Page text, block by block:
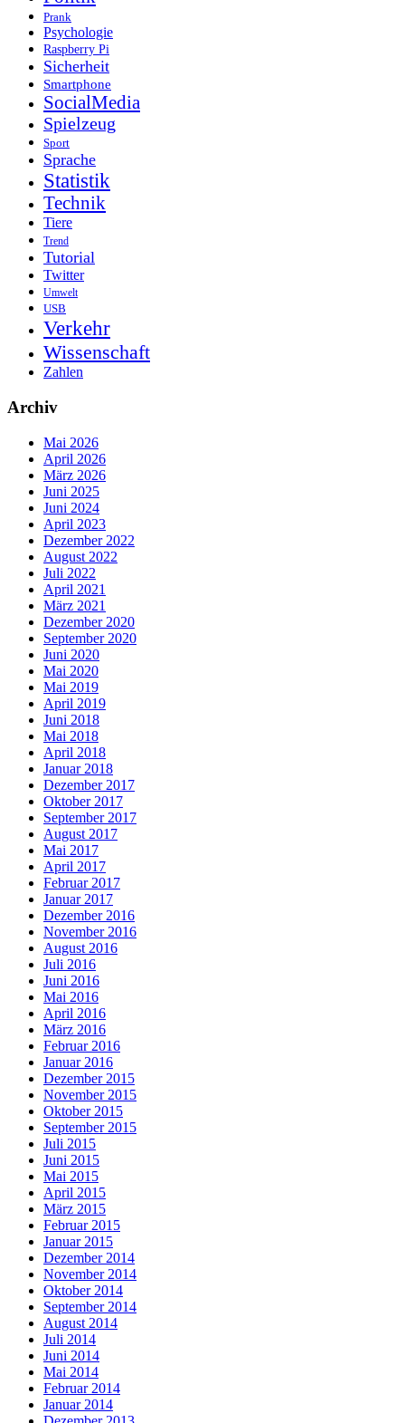
Prank
Psychologie
Raspberry Pi
Sicherheit
Smartphone
SocialMedia
Spielzeug
Sport
Sprache
Statistik
Technik
Tiere
Trend
Tutorial
Twitter
Umwelt
USB
Verkehr
Wissenschaft
Zahlen
Archiv
Mai 2026
April 2026
März 2026
Juni 2025
Juni 2024
April 2023
Dezember 2022
August 2022
Juli 2022
April 2021
März 2021
Dezember 2020
September 2020
Juni 2020
Mai 2020
Mai 2019
April 2019
Juni 2018
Mai 2018
April 2018
Januar 2018
Dezember 2017
Oktober 2017
September 2017
August 2017
Mai 2017
April 2017
Februar 2017
Januar 2017
Dezember 2016
November 2016
August 2016
Juli 2016
Juni 2016
Mai 2016
April 2016
März 2016
Februar 2016
Januar 2016
Dezember 2015
November 2015
Oktober 2015
September 2015
Juli 2015
Juni 2015
Mai 2015
April 2015
März 2015
Februar 2015
Januar 2015
Dezember 2014
November 2014
Oktober 2014
September 2014
August 2014
Juli 2014
Juni 2014
Mai 2014
Februar 2014
Januar 2014